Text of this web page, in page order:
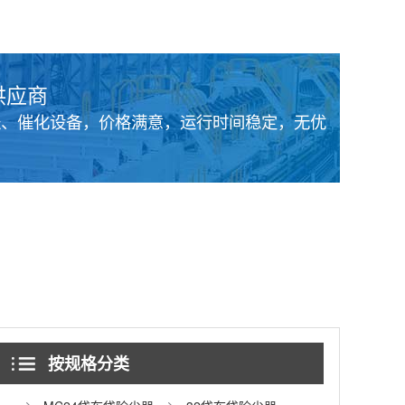
商
催化设备，价格满意，运行时间稳定，无优
按规格分类